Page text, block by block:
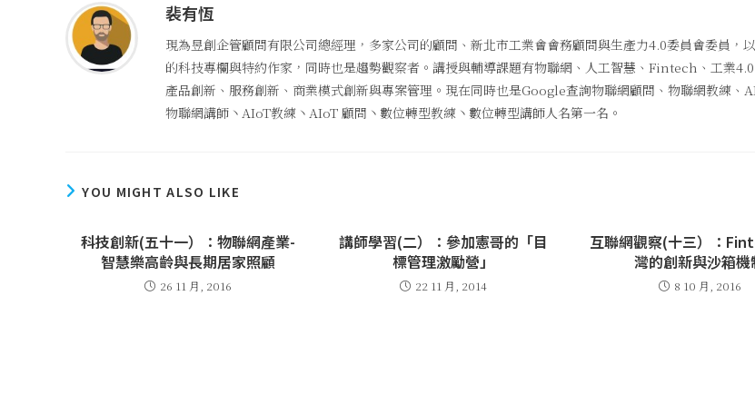
裴有恆
現為昱創企管顧問有限公司總經理，多家公司的顧問、新北市工業會會務顧問與生產力4.0委員會委員，
的科技專欄與特約作家，同時也是趨勢觀察者。講授與輔導課題有物聯網、人工智慧、Fintech、工業4.0
產品創新、服務創新、商業模式創新與專案管理。現在同時也是Google查詢物聯網顧問、物聯網教練、
物聯網講師丶AIoT教練丶AIoT 顧問丶數位轉型教練丶數位轉型講師人名第一名。
YOU MIGHT ALSO LIKE
科技創新(五十一）：物聯網產業-
智慧樂高齡與長期居家照顧
26 11 月, 2016
講師學習(二）：參加憲哥的「目
標管理激勵營」
22 11 月, 2014
互聯網觀察(十三）：
灣的創新與沙箱機
8 10 月, 2016